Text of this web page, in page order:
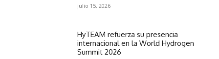
julio 15, 2026
HyTEAM refuerza su presencia
internacional en la World Hydrogen
Summit 2026